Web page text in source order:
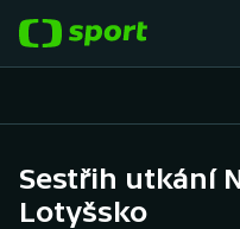
Hokej
Sestřih utkání
Lotyšsko